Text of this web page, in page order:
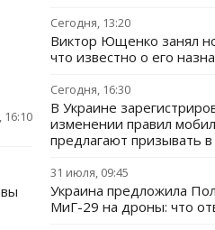
16:10
Сегодня, 13:20
Виктор Ющенко занял
что известно о его
Сегодня, 16:30
В Украине
изменении правил
предлагают призывать
31 июля, 09:45
Украина предложила
МиГ-29 на дроны: что